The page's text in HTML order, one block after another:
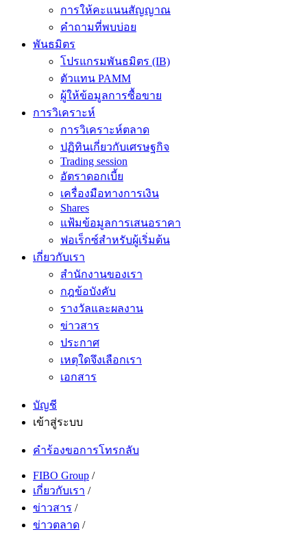
การให้คะแนนสัญญาณ
คำถามที่พบบ่อย
พันธมิตร
โปรแกรมพันธมิตร (IB)
ตัวแทน PAMM
ผู้ให้ข้อมูลการซื้อขาย
การวิเคราะห์
การวิเคราะห์ตลาด
ปฏิทินเกี่ยวกับเศรษฐกิจ
Trading session
อัตราดอกเบี้ย
เครื่องมือทางการเงิน
Shares
แฟ้มข้อมูลการเสนอราคา
ฟอเร็กซ์สำหรับผู้เริ่มต้น
เกี่ยวกับเรา
สำนักงานของเรา
กฎข้อบังคับ
รางวัลและผลงาน
ข่าวสาร
ประกาศ
เหตุใดจึงเลือกเรา
เอกสาร
บัญชี
เข้าสู่ระบบ
คำร้องขอการโทรกลับ
FIBO Group /
เกี่ยวกับเรา /
ข่าวสาร /
ข่าวตลาด /